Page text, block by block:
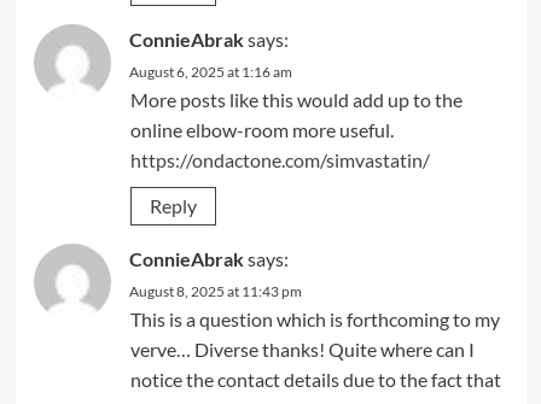
ConnieAbraksays:
August 6, 2025 at 1:16 am
More posts like this would add up to the
online elbow-room more useful.
https://ondactone.com/simvastatin/
Reply
ConnieAbraksays:
August 8, 2025 at 11:43 pm
This is a question which is forthcoming to my
verve… Diverse thanks! Quite where can I
notice the contact details due to the fact that